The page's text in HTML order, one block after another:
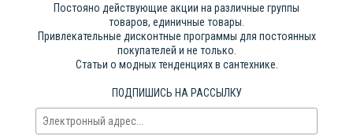
Постояно действующие акции на различные группы
товаров, единичные товары.
Привлекательные дисконтные программы для постоянных
покупателей и не только.
Статьи о модных тенденциях в сантехнике.
ПОДПИШИСЬ НА РАССЫЛКУ